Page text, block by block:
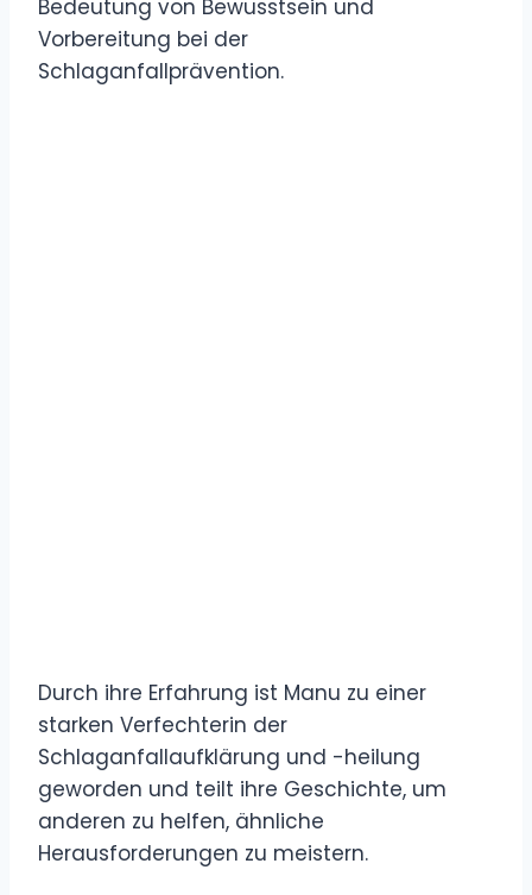
Bedeutung von Bewusstsein und
Vorbereitung bei der
Schlaganfallprävention.
Durch ihre Erfahrung ist Manu zu einer
starken Verfechterin der
Schlaganfallaufklärung und -heilung
geworden und teilt ihre Geschichte, um
anderen zu helfen, ähnliche
Herausforderungen zu meistern.